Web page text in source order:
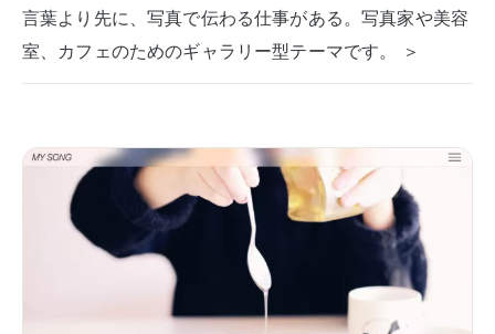
言葉より先に、写真で伝わる仕事がある。写真家や美容
室、カフェのためのギャラリー型テーマです。 ＞